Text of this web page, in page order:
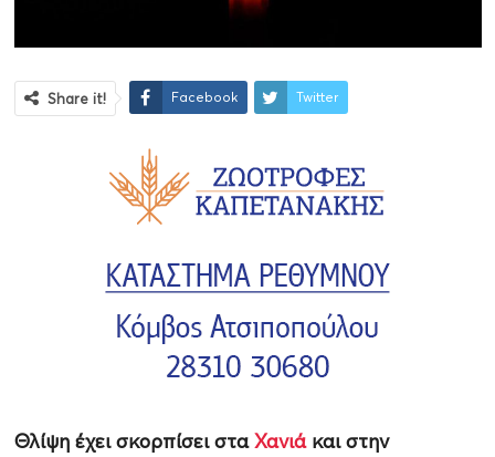
Share it! Facebook Twitter
Θλίψη έχει σκορπίσει σταΧανιάκαι στην